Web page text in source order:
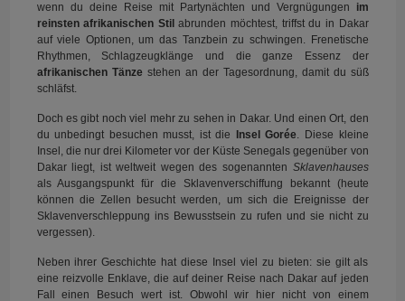
wenn du deine Reise mit Partynächten und Vergnügungen
im
reinsten afrikanischen Stilabrunden möchtest, triffst du in Dakar
auf viele Optionen, um das Tanzbein zu schwingen. Frenetische
Rhythmen, Schlagzeugklänge und die ganze Essenz der
afrikanischen Tänze stehen an der Tagesordnung, damit du süß
schläfst.
Doch es gibt noch viel mehr zu sehen in Dakar. Und einen Ort, den
du unbedingt besuchen musst, ist die
Insel Gorée. Diese kleine
Insel, die nur drei Kilometer vor der Küste Senegals gegenüber von
Dakar liegt, ist weltweit wegen des sogenannten Sklavenhauses
als Ausgangspunkt für die Sklavenverschiffung bekannt (heute
können die Zellen besucht werden, um sich die Ereignisse der
Sklavenverschleppung ins Bewusstsein zu rufen und sie nicht zu
vergessen).
Neben ihrer Geschichte hat diese Insel viel zu bieten: sie gilt als
eine reizvolle Enklave, die auf deiner Reise nach Dakar auf jeden
Fall einen Besuch wert ist. Obwohl wir hier nicht von einem